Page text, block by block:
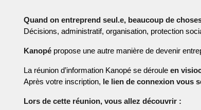
Quand on entreprend seul.e, beaucoup de
Décisions, administratif, organisation, protection
Kanopé propose une autre manière de devenir
La réunion d’information Kanopé se déroule en
Après votre inscription, le lien de connexion vous
Lors de cette réunion, vous allez découvrir :